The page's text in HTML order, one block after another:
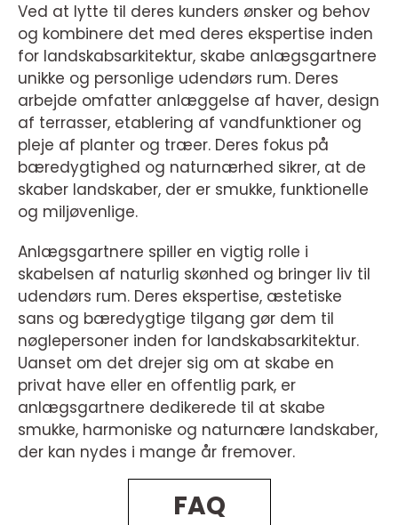
Ved at lytte til deres kunders ønsker og behov
og kombinere det med deres ekspertise inden
for landskabsarkitektur, skabe anlægsgartnere
unikke og personlige udendørs rum. Deres
arbejde omfatter anlæggelse af haver, design
af terrasser, etablering af vandfunktioner og
pleje af planter og træer. Deres fokus på
bæredygtighed og naturnærhed sikrer, at de
skaber landskaber, der er smukke, funktionelle
og miljøvenlige.
Anlægsgartnere spiller en vigtig rolle i
skabelsen af naturlig skønhed og bringer liv til
udendørs rum. Deres ekspertise, æstetiske
sans og bæredygtige tilgang gør dem til
nøglepersoner inden for landskabsarkitektur.
Uanset om det drejer sig om at skabe en
privat have eller en offentlig park, er
anlægsgartnere dedikerede til at skabe
smukke, harmoniske og naturnære landskaber,
der kan nydes i mange år fremover.
FAQ